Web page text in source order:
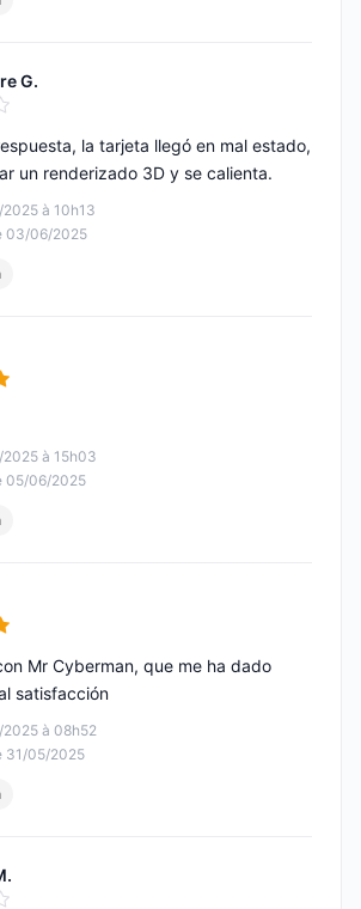
G.
à 10h13
03/06/2025
la tarjeta llegó en mal estado,
un renderizado 3D y se calienta.
à 15h03
05/06/2025
à 08h52
31/05/2025
Mr Cyberman, que me ha dado
satisfacción